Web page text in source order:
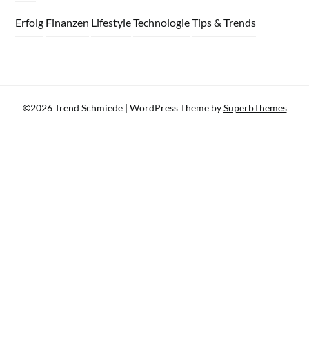
Erfolg Finanzen LifestyleTechnologieTips & Trends
©2026 Trend Schmiede | WordPress Theme bySuperbThemes